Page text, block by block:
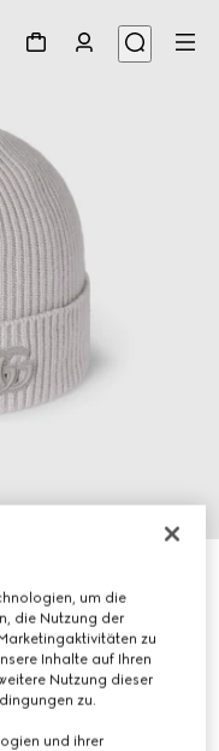
um die
die Nutzung der
zu
Inhalte auf Ihren
Nutzung dieser
zu.
und ihrer